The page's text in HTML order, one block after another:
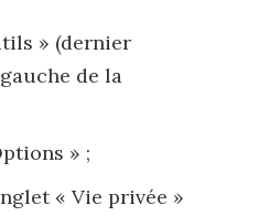
» (dernier
de la
» ;
« Vie privée »